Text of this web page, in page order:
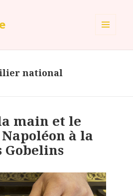
national
main et le
à la
Gobelins